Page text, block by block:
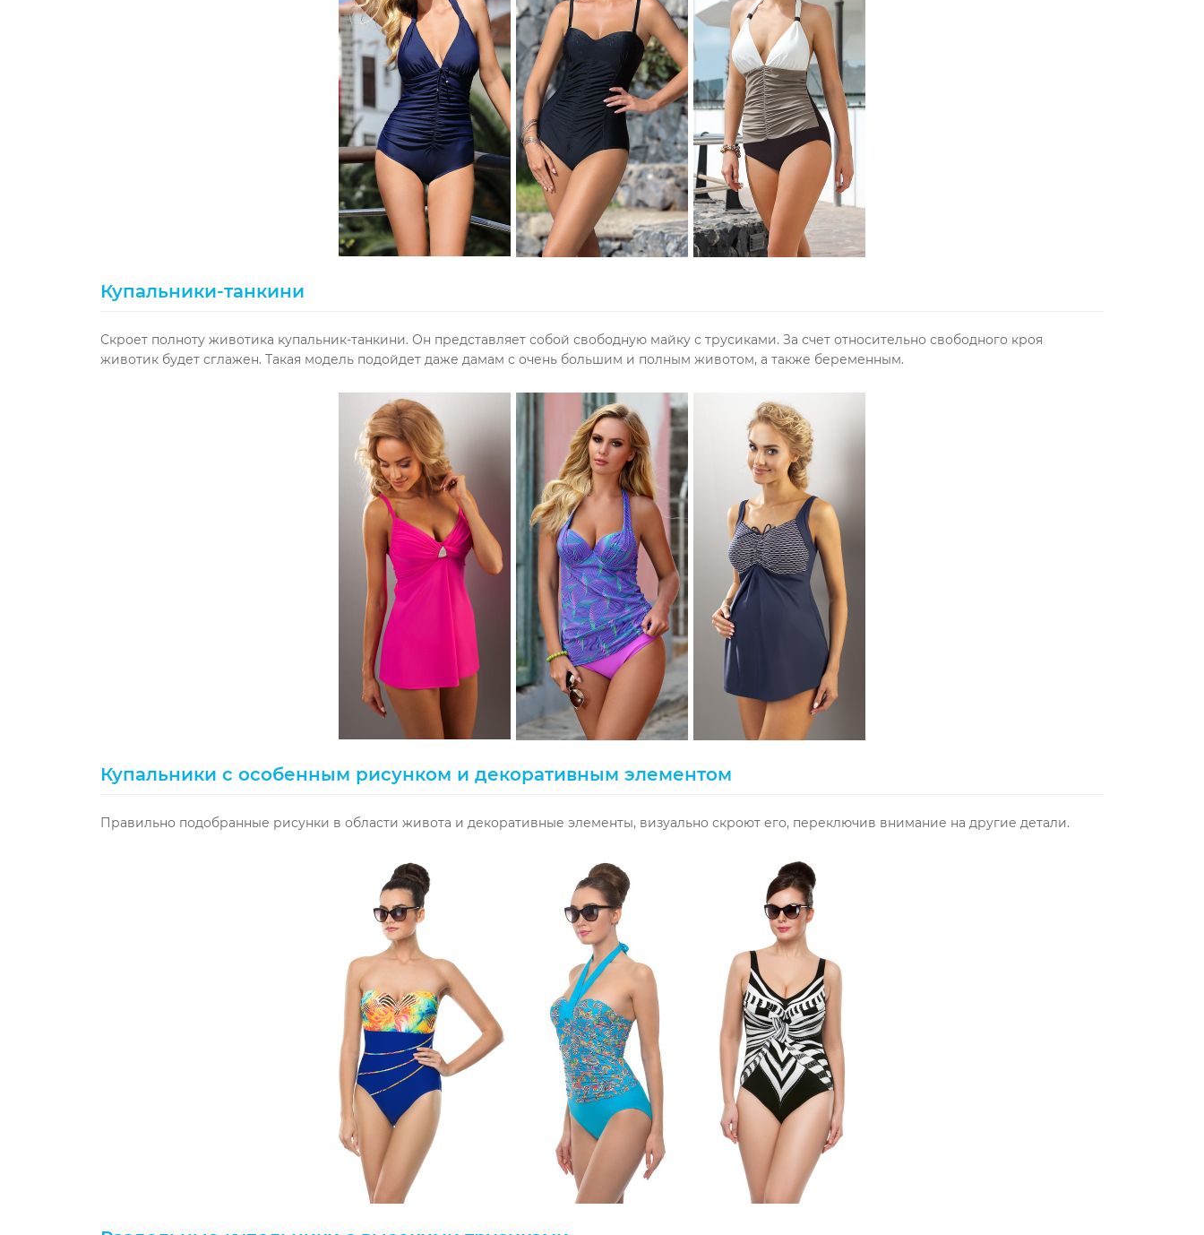
Купальники-танкини
Скроет полноту животика купальник-танкини. Он представляет собой свободную майку с трусиками. За счет относительно свободного кроя
животик будет сглажен. Такая модель подойдет даже дамам с очень большим и полным животом, а также беременным.
Купальники с особенным рисунком и декоративным элементом
Правильно подобранные рисунки в области живота и декоративные элементы, визуально скроют его, переключив внимание на другие детали.